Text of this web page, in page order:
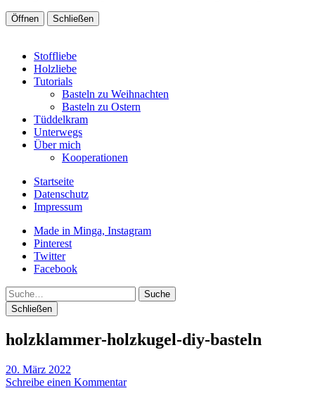
Öffnen Schließen
Stoffliebe
Holzliebe
Tutorials
Basteln zu Weihnachten
Basteln zu Ostern
Tüddelkram
Unterwegs
Über mich
Kooperationen
Startseite
Datenschutz
Impressum
Made in Minga, Instagram
Pinterest
Twitter
Facebook
Suche
Schließen
holzklammer-holzkugel-diy-basteln
20. März 2022
Schreibe einen Kommentar